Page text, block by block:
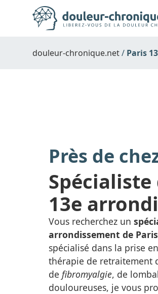
douleur-chronique.net Paris
Près de
13e
Vous recherchez un
arrondissement de Paris
spécialisé dans la prise
thérapie de retraitement
de fibromyalgie, de
douloureuses, je vous